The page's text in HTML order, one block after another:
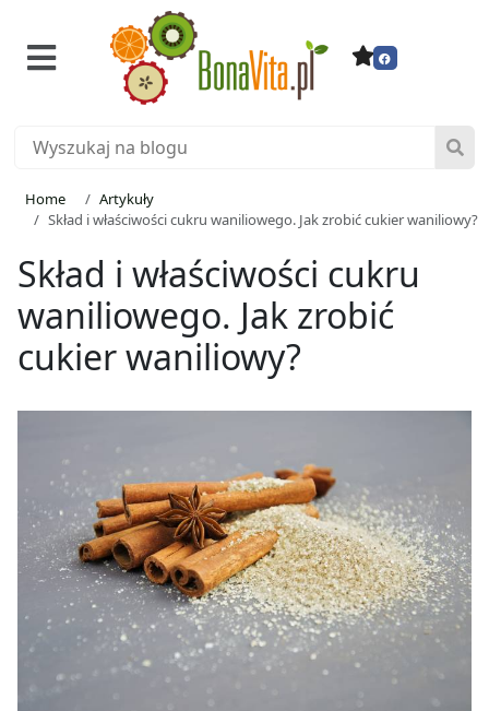
Home
Artykuły
Skład i właściwości cukru waniliowego. Jak zrobić cukier waniliowy?
Skład i właściwości cukru
waniliowego. Jak zrobić
cukier waniliowy?